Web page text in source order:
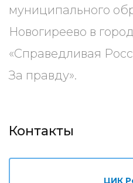
муниципального
Новогиреево в
«Справедливая
За правду».
Контакты
ЦИК